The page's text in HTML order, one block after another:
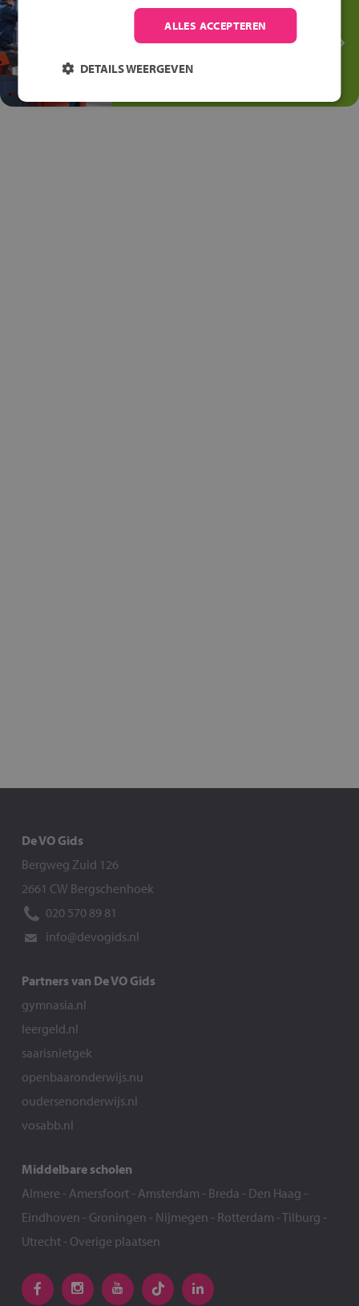
Transport en Logistiek
Kies voor vmbo Transport en
logistiek: daar kun je mee
De VO Gids
Bergweg Zuid 126
2661 CW Bergschenhoek
020 570 89 81
info@devogids.nl
Partners van De VO Gids
gymnasia.nl
leergeld.nl
saarisnietgek
openbaaronderwijs.nu
oudersenonderwijs.nl
vosabb.nl
Middelbare scholen
Almere - Amersfoort- Amsterdam - Breda - Den Haag -
Eindhoven - Groningen - Nijmegen - Rotterdam -Tilburg -
Utrecht- Overige plaatsen
ALLES ACCEPTEREN
DETAILS WEERGEVEN